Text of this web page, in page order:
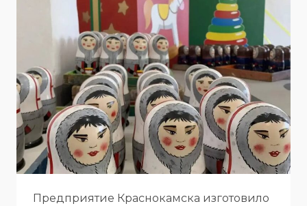
Предприятие Краснокамска изготовило